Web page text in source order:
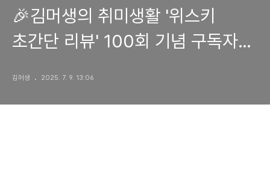
🎉김머생의 취미생활 '위스키
초간단 리뷰' 100회 기념 구독자
김머생 2025. 7. 9. 13:06